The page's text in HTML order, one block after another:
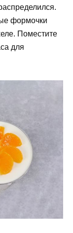
формочки
Поместите
для